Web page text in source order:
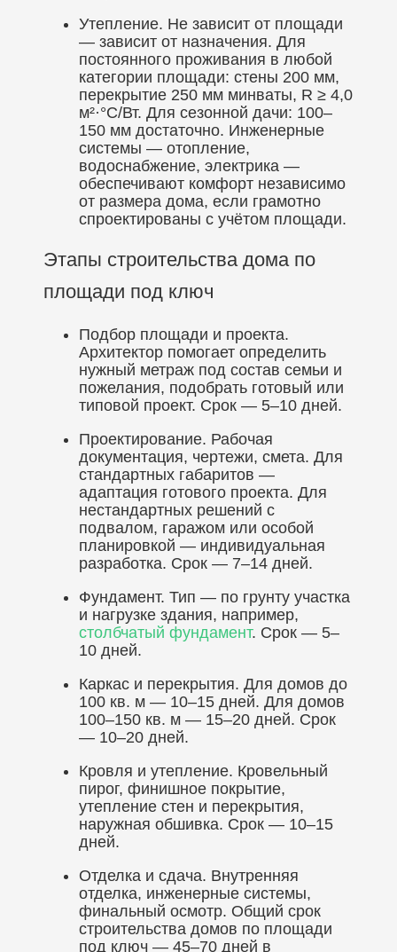
Утепление. Не зависит от площади
— зависит от назначения. Для
постоянного проживания в любой
категории площади: стены 200 мм,
перекрытие 250 мм минваты, R ≥ 4,0
м²·°С/Вт. Для сезонной дачи: 100–
150 мм достаточно. Инженерные
системы — отопление,
водоснабжение, электрика —
обеспечивают комфорт независимо
от размера дома, если грамотно
спроектированы с учётом площади.
Этапы строительства дома по
площади под ключ
Подбор площади и проекта.
Архитектор помогает определить
нужный метраж под состав семьи и
пожелания, подобрать готовый или
типовой проект. Срок — 5–10 дней.
Проектирование. Рабочая
документация, чертежи, смета. Для
стандартных габаритов —
адаптация готового проекта. Для
нестандартных решений с
подвалом, гаражом или особой
планировкой — индивидуальная
разработка. Срок — 7–14 дней.
Фундамент. Тип — по грунту участка
и нагрузке здания, например,
столбчатый фундамент. Срок — 5–
10 дней.
Каркас и перекрытия. Для домов до
100 кв. м — 10–15 дней. Для домов
100–150 кв. м — 15–20 дней. Срок
— 10–20 дней.
Кровля и утепление. Кровельный
пирог, финишное покрытие,
утепление стен и перекрытия,
наружная обшивка. Срок — 10–15
дней.
Отделка и сдача. Внутренняя
отделка, инженерные системы,
финальный осмотр. Общий срок
строительства домов по площади
под ключ — 45–70 дней в